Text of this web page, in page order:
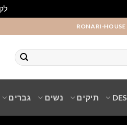
RONARI-
תיקים נשים גברים